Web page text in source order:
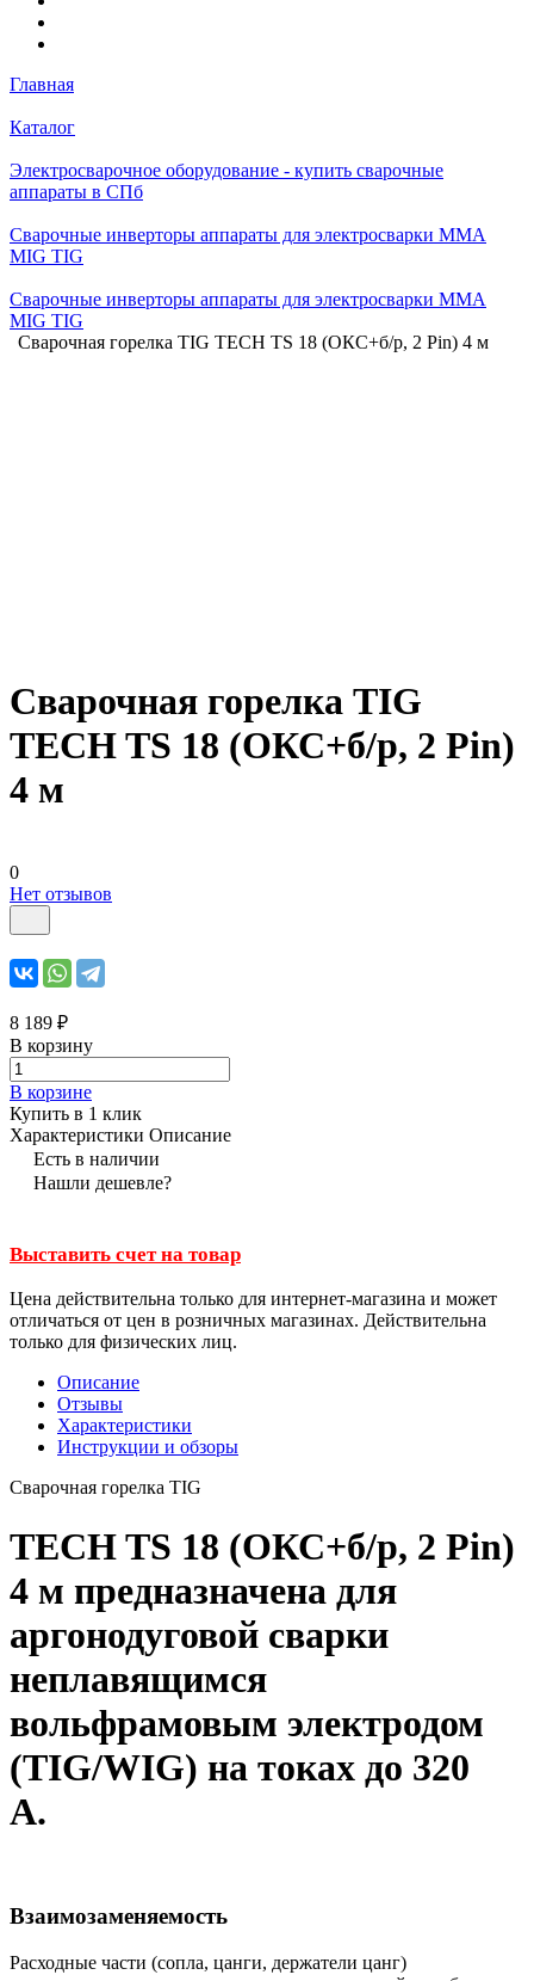
Главная
Каталог
Электросварочное оборудование - купить сварочные
аппараты в СПб
Сварочные инверторы аппараты для электросварки MMA
MIG TIG
Сварочные инверторы аппараты для электросварки MMA
MIG TIG
Сварочная горелка TIG TECH TS 18 (ОКС+б/р, 2 Pin) 4 м
Сварочная горелка TIG
TECH TS 18 (ОКС+б/р, 2 Pin)
4 м
0
Нет отзывов
8 189 ₽
В корзину
В корзине
Купить в 1 клик
Характеристики Описание
Есть в наличии
Нашли дешевле?
Выставить счет на товар
Цена действительна только для интернет-магазина и может
отличаться от цен в розничных магазинах. Действительна
только для физических лиц.
Описание
Отзывы
Характеристики
Инструкции и обзоры
Сварочная горелка TIG
TECH TS 18 (ОКС+б/р, 2 Pin)
4 м предназначена для
аргонодуговой сварки
неплавящимся
вольфрамовым электродом
(TIG/WIG) на токах до 320
А.
Взаимозаменяемость
Расходные части (сопла, цанги, держатели цанг)